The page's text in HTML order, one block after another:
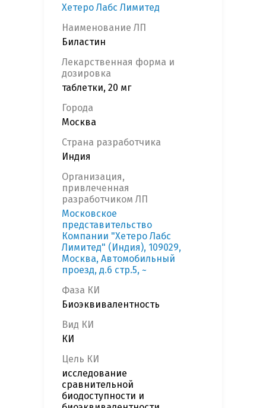
Хетеро Лабс Лимитед
Наименование ЛП
Биластин
Лекарственная форма и
дозировка
таблетки, 20 мг
Города
Москва
Страна разработчика
Индия
Организация,
привлеченная
разработчиком ЛП
Московское
представительство
Компании "Хетеро Лабс
Лимитед" (Индия), 109029,
Москва, Автомобильный
проезд, д.6 стр.5, ~
Фаза КИ
Биоэквивалентность
Вид КИ
КИ
Цель КИ
исследование
сравнительной
биодоступности и